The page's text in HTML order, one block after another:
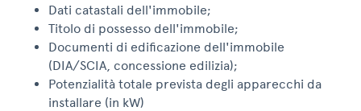
Dati catastali dell'immobile;
Titolo di possesso dell'immobile;
Documenti di edificazione dell'immobile
(DIA/SCIA, concessione edilizia);
Potenzialità totale prevista degli apparecchi da
installare (in kW)